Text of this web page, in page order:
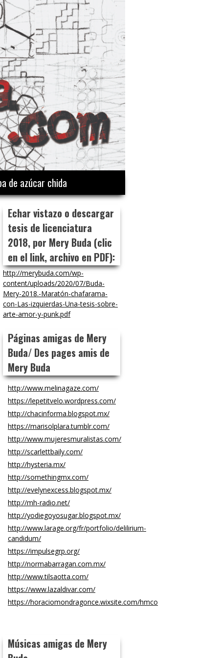
de azúcar chida
Echar vistazo o descargar
tesis de licenciatura
2018, por Mery Buda (clic
en el link, archivo en PDF):
http://merybuda.com/wp-
content/uploads/2020/07/Buda-
Mery-2018.-Maratón-chafarama-
con-Las-izquierdas-Una-tesis-sobre-
arte-amor-y-punk.pdf
Páginas amigas de Mery
Buda/ Des pages amis de
Mery Buda
http://www.melinagaze.com/
https://lepetitvelo.wordpress.com/
http://chacinforma.blogspot.mx/
https://marisolplara.tumblr.com/
http://www.mujeresmuralistas.com/
http://scarlettbaily.com/
http://hysteria.mx/
http://somethingmx.com/
http://evelynexcess.blogspot.mx/
http://mh-radio.net/
http://yodiegoyosugar.blogspot.mx/
http://www.larage.org/fr/portfolio/delilirium-
candidum/
https://impulsegrp.org/
http://normabarragan.com.mx/
http://www.tilsaotta.com/
https://www.lazaldivar.com/
https://horaciomondragonce.wixsite.com/hmco
Músicas amigas de Mery